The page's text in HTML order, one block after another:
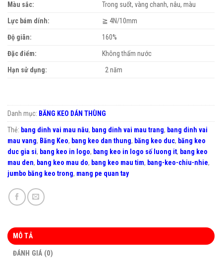
Màu sắc: Trong suốt, vàng chanh, nâu, màu
Lực bám dính: ≧ 4N/10mm
Độ giãn: 160%
Đặc điểm: Không thấm nước
Hạn sử dụng: 2 năm
Danh mục: BĂNG KEO DÁN THÙNG
Thẻ: bang dinh vai mau nâu, bang dinh vai mau trang, bang dinh vai
mau vang, Băng Keo, bang keo dan thung, băng keo duc, băng keo
duc gia si, bang keo in logo, bang keo in logo số luong it, bang keo
mau den, bang keo mau do, bang keo mau tim, bang-keo-chiu-nhie,
jumbo băng keo trong, mang pe quan tay
MÔ TẢ
ĐÁNH GIÁ (0)